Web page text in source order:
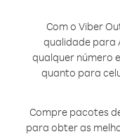
Com o Viber
qualidade para
qualquer número
quanto para
Compre pacotes
para obter as